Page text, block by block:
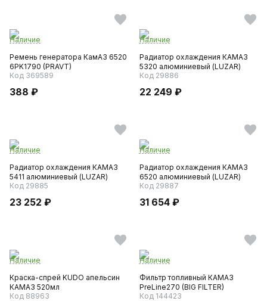
Наличие
Ремень генератора КамАЗ 6520
6PK1790 (PRAVT)
Код 369589
388 ₽
Наличие
Радиатор охлаждения КАМАЗ
5320 алюминиевый (LUZAR)
Код 29886
22 249 ₽
Наличие
Радиатор охлаждения КАМАЗ
5411 алюминиевый (LUZAR)
Код 29885
23 252 ₽
Наличие
Радиатор охлаждения КАМАЗ
6520 алюминиевый (LUZAR)
Код 29887
31 654 ₽
Наличие
Краска-спрей KUDO апельсин
КАМАЗ 520мл
Код 88963
Наличие
Фильтр топливный КАМАЗ
PreLine270 (BIG FILTER)
Код 144423